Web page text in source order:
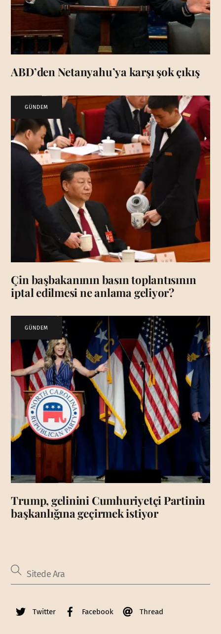
ABD’den Netanyahu’ya karşı şok çıkış
GÜNDEM
Çin başbakanının basın toplantısının
iptal edilmesi ne anlama geliyor?
GÜNDEM
Trump, gelinini Cumhuriyetçi Partinin
başkanlığına geçirmek istiyor
Twitter Facebook Thread